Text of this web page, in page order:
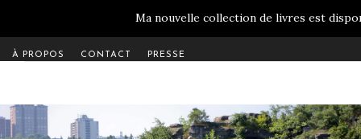
Ma nouvelle collection de livres est
À PROPOS CONTACT PRESSE